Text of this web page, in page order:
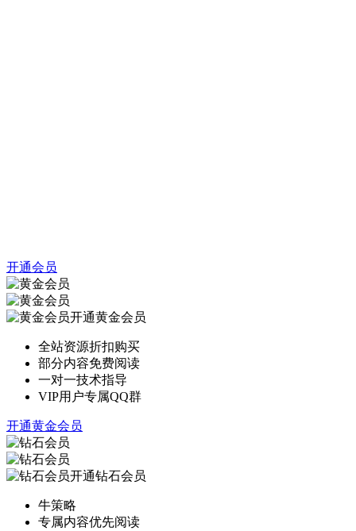
开通会员
开通黄金会员
全站资源折扣购买
部分内容免费阅读
一对一技术指导
VIP用户专属QQ群
开通黄金会员
开通钻石会员
牛策略
专属内容优先阅读